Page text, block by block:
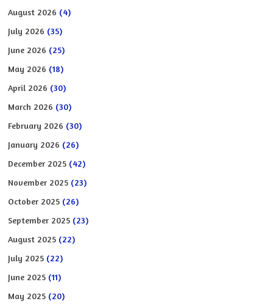
August 2026 (4)
July 2026 (35)
June 2026 (25)
May 2026 (18)
April 2026 (30)
March 2026 (30)
February 2026 (30)
January 2026 (26)
December 2025 (42)
November 2025 (23)
October 2025 (26)
September 2025 (23)
August 2025 (22)
July 2025 (22)
June 2025 (11)
May 2025 (20)